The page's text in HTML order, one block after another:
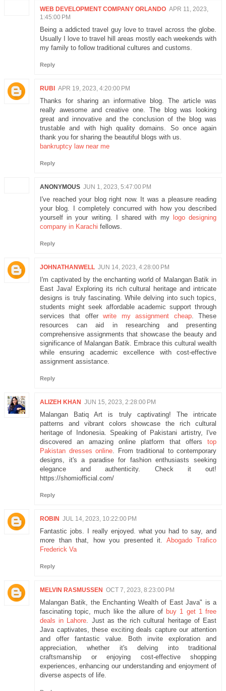
WEB DEVELOPMENT COMPANY ORLANDO APR 11, 2023,
1:45:00 PM
Being a addicted travel guy love to travel across the globe.
Usually I love to travel hill areas mostly each weekends with
my family to follow traditional cultures and customs.
Reply
RUBI APR 19, 2023, 4:20:00 PM
Thanks for sharing an informative blog. The article was
really awesome and creative one. The blog was looking
great and innovative and the conclusion of the blog was
trustable and with high quality domains. So once again
thank you for sharing the beautiful blogs with us.
bankruptcy law near me
Reply
ANONYMOUS JUN 1, 2023, 5:47:00 PM
I've reached your blog right now. It was a pleasure reading
your blog. I completely concurred with how you described
yourself in your writing. I shared with my logo designing
company in Karachi fellows.
Reply
JOHNATHANWELL JUN 14, 2023, 4:28:00 PM
I'm captivated by the enchanting world of Malangan Batik in
East Java! Exploring its rich cultural heritage and intricate
designs is truly fascinating. While delving into such topics,
students might seek affordable academic support through
services that offerwrite my assignment cheap. These
resources can aid in researching and presenting
comprehensive assignments that showcase the beauty and
significance of Malangan Batik. Embrace this cultural wealth
while ensuring academic excellence with cost-effective
assignment assistance.
Reply
ALIZEH KHAN JUN 15, 2023, 2:28:00 PM
Malangan Batiq Art is truly captivating! The intricate
patterns and vibrant colors showcase the rich cultural
heritage of Indonesia. Speaking of Pakistani artistry, I've
discovered an amazing online platform that offers top
Pakistan dresses online . From traditional to contemporary
designs, it's a paradise for fashion enthusiasts seeking
elegance and authenticity. Check it out!
https://shomiofficial.com/
Reply
ROBIN JUL 14, 2023, 10:22:00 PM
Fantastic jobs. I really enjoyed. what you had to say, and
more than that, how you presented it. Abogado Trafico
Frederick Va
Reply
MELVIN RASMUSSEN OCT 7, 2023, 8:23:00 PM
Malangan Batik, the Enchanting Wealth of East Java" is a
fascinating topic, much like the allure ofbuy 1 get 1 free
deals in Lahore . Just as the rich cultural heritage of East
Java captivates, these exciting deals capture our attention
and offer fantastic value. Both invite exploration and
appreciation, whether it's delving into traditional
craftsmanship or enjoying cost-effective shopping
experiences, enhancing our understanding and enjoyment of
diverse aspects of life.